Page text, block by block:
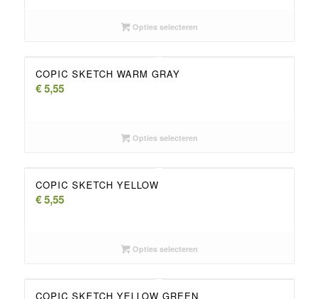
Opties selecteren
COPIC SKETCH WARM GRAY
€5,55
Opties selecteren
COPIC SKETCH YELLOW
€5,55
Opties selecteren
COPIC SKETCH YELLOW GREEN